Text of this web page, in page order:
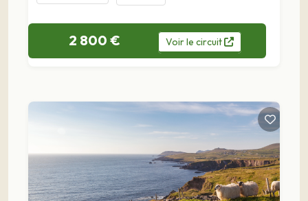
2 800 € Voirle circuit